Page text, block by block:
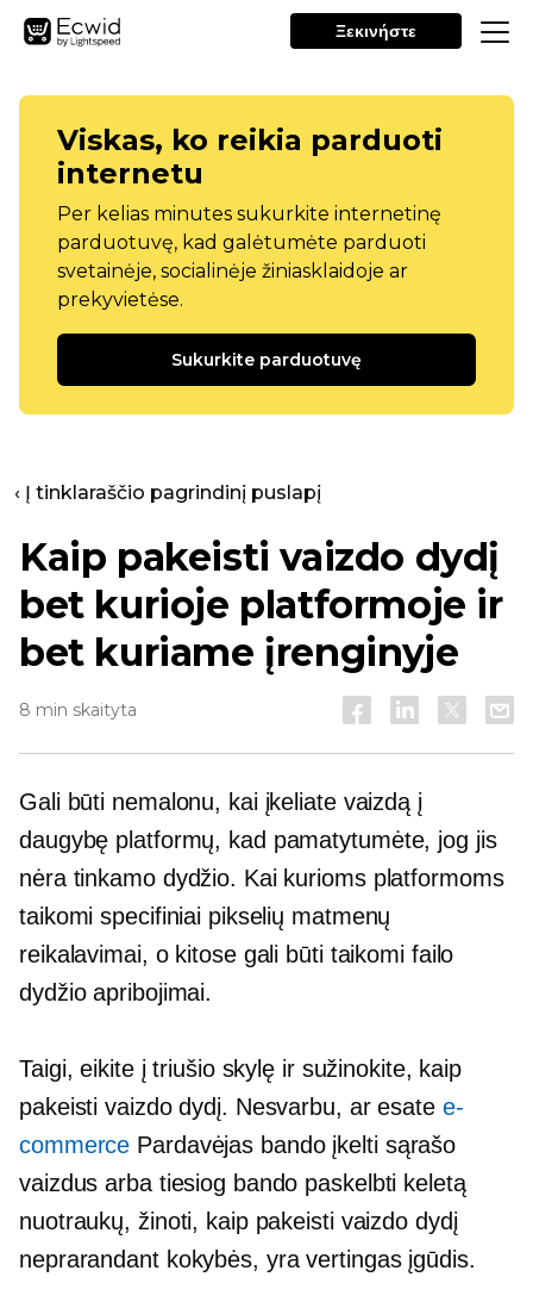
Ξεκινήστε
Viskas, ko reikia parduoti
internetu
Per kelias minutes sukurkite internetinę
parduotuvę, kad galėtumėte parduoti
svetainėje, socialinėje žiniasklaidoje ar
prekyvietėse.
Sukurkite parduotuvę
‹ Į tinklaraščio pagrindinį puslapį
Kaip pakeisti vaizdo dydį
bet kurioje platformoje ir
bet kuriame įrenginyje
8 min skaityta
Gali būti nemalonu, kai įkeliate vaizdą į
daugybę platformų, kad pamatytumėte, jog jis
nėra tinkamo dydžio. Kai kurioms platformoms
taikomi specifiniai pikselių matmenų
reikalavimai, o kitose gali būti taikomi failo
dydžio apribojimai.
Taigi, eikite į triušio skylę ir sužinokite, kaip
pakeisti vaizdo dydį. Nesvarbu, ar esate e-
commerce Pardavėjas bando įkelti sąrašo
vaizdus arba tiesiog bando paskelbti keletą
nuotraukų, žinoti, kaip pakeisti vaizdo dydį
neprarandant kokybės, yra vertingas įgūdis.